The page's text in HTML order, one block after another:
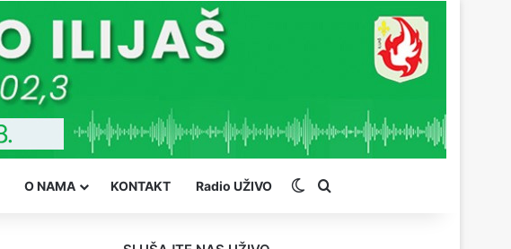
O NAMA KONTAKT Radio UŽIVO Switch skin